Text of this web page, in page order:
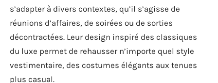
s’adapter à divers contextes, qu’il s’agisse de
réunions d’affaires, de soirées ou de sorties
décontractées. Leur design inspiré des classiques
du luxe permet de rehausser n’importe quel style
vestimentaire, des costumes élégants aux tenues
plus casual.